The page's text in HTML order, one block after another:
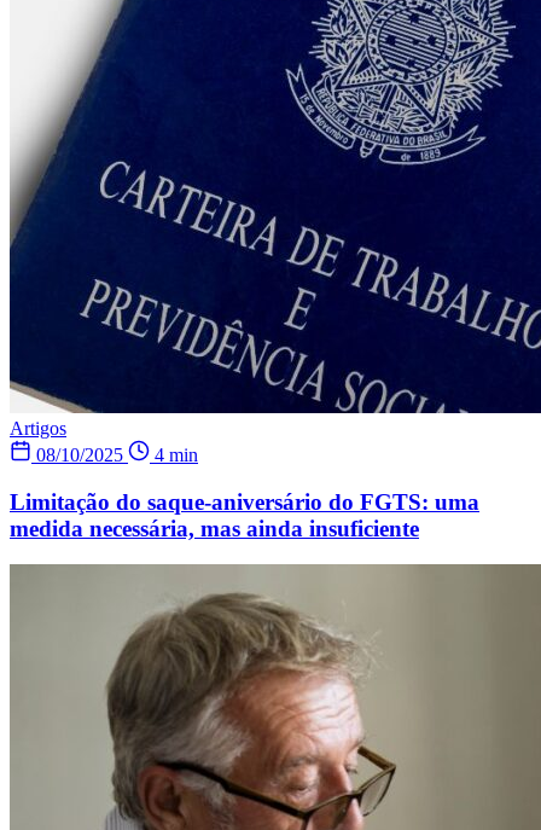
Artigos
08/10/2025
4 min
Limitação do saque-aniversário do FGTS: uma
medida necessária, mas ainda insuficiente